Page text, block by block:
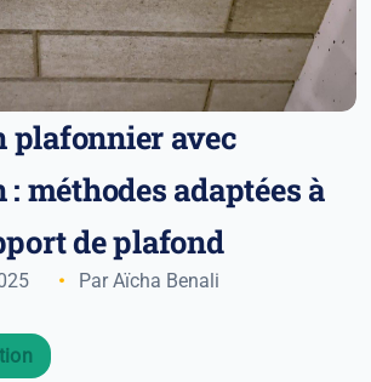
plafonnier avec
méthodes adaptées à
de plafond
Par Aïcha Benali